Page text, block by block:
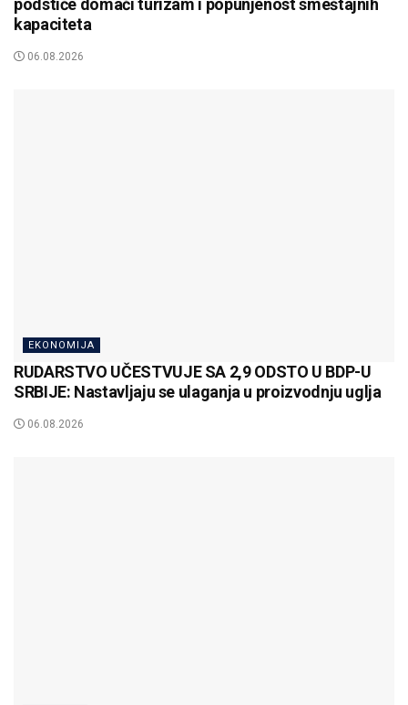
podstiče domaći turizam i popunjenost smeštajnih
kapaciteta
06.08.2026
EKONOMIJA
RUDARSTVO UČESTVUJE SA 2,9 ODSTO U BDP-U
SRBIJE: Nastavljaju se ulaganja u proizvodnju uglja
06.08.2026